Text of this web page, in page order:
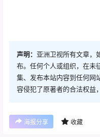
声明： 亚洲卫视所有文章，
布。任何个人或组织，在未
集、发布本站内容到任何网
容侵犯了原著者的合法权益
海报分享 收藏